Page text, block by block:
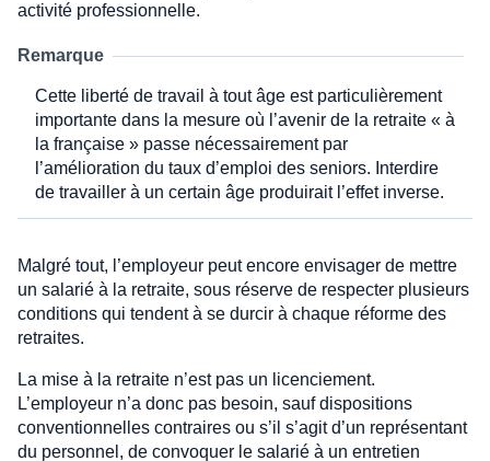
activité professionnelle.
Remarque
Cette liberté de travail à tout âge est particulièrement
importante dans la mesure où l’avenir de la retraite « à
la française » passe nécessairement par
l’amélioration du taux d’emploi des seniors. Interdire
de travailler à un certain âge produirait l’effet inverse.
Malgré tout, l’employeur peut encore envisager de mettre
un salarié à la retraite, sous réserve de respecter plusieurs
conditions qui tendent à se durcir à chaque réforme des
retraites.
La mise à la retraite n’est pas un licenciement.
L’employeur n’a donc pas besoin, sauf dispositions
conventionnelles contraires ou s’il s’agit d’un représentant
du personnel, de convoquer le salarié à un entretien